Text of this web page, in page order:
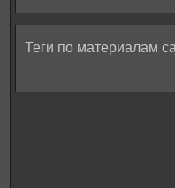
Теги по материалам